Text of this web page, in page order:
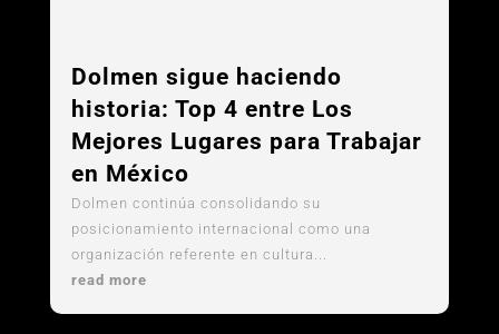
Dolmen sigue haciendo
historia: Top 4 entre Los
Mejores Lugares para Trabajar
en México
Dolmen continúa consolidando su
posicionamiento internacional como una
organización referente en cultura...
read more